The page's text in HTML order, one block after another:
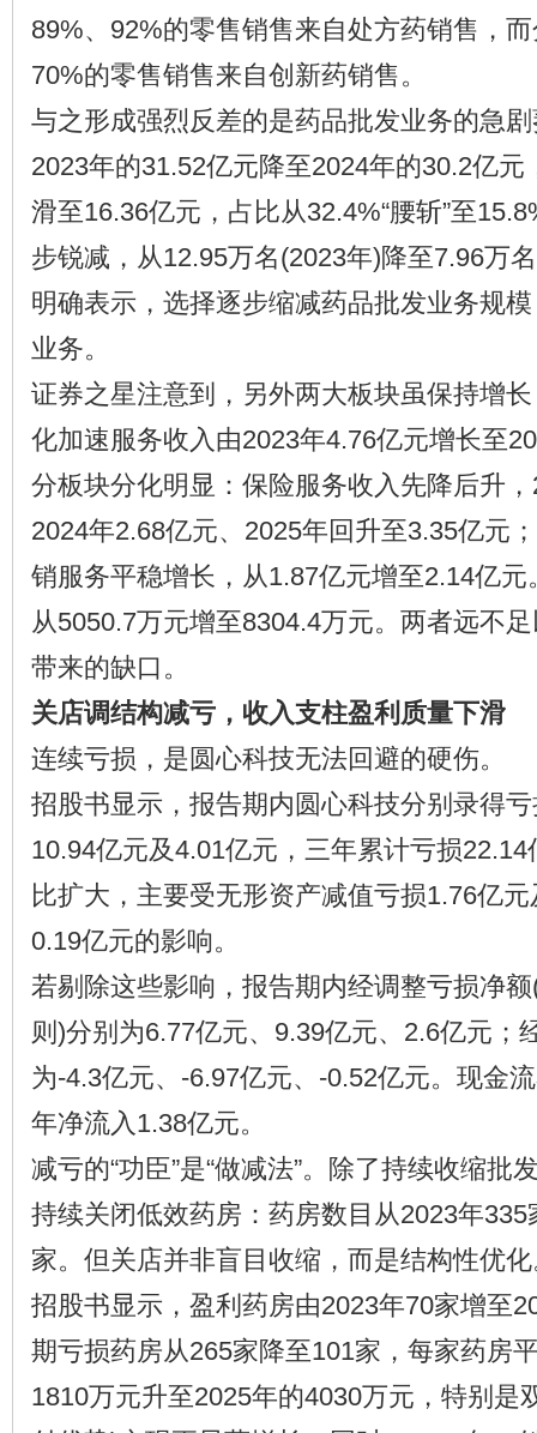
89%、92%的零售销售来自处方药销售，
70%的零售销售来自创新药销售。
与之形成强烈反差的是药品批发业务的急
2023年的31.52亿元降至2024年的30.2亿元
滑至16.36亿元，占比从32.4%“腰斩”至
步锐减，从12.95万名(2023年)降至7.96万
明确表示，选择逐步缩减药品批发业务规
业务。
证券之星注意到，另外两大板块虽保持增
化加速服务收入由2023年4.76亿元增长至
分板块分化明显：保险服务收入先降后升
2024年2.68亿元、2025年回升至3.35亿元
销服务平稳增长，从1.87亿元增至2.14亿
从5050.7万元增至8304.4万元。两者远不
带来的缺口。
关店调结构减亏，收入支柱盈利质量下滑
连续亏损，是圆心科技无法回避的硬伤。
招股书显示，报告期内圆心科技分别录得
10.94亿元及4.01亿元，三年累计亏损
比扩大，主要受无形资产减值亏损1.76亿
0.19亿元的影响。
若剔除这些影响，报告期内经调整亏损净
则)分别为6.77亿元、9.39亿元、2.6亿元；
为-4.3亿元、-6.97亿元、-0.52亿元。现金
年净流入1.38亿元。
减亏的“功臣”是“做减法”。除了持续收缩批
持续关闭低效药房：药房数目从2023年
家。但关店并非盲目收缩，而是结构性优
招股书显示，盈利药房由2023年70家增至
期亏损药房从265家降至101家，每家药房
1810万元升至2025年的4030万元，特别是